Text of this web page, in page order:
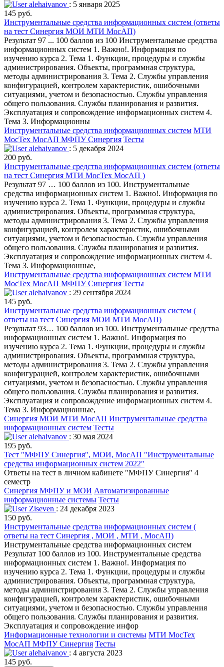
alehaivanov : 5 января 2025
145 руб.
Инструментальные средства информационных систем (ответы
на тест Синергия МОИ МТИ МосАП)
Результат 97 ... 100 баллов из 100 Инструментальные средства
информационных систем 1. Важно!. Информация по
изучению курса 2. Тема 1. Функции, процедуры и службы
администрирования. Объекты, программная структура,
методы администрирования 3. Тема 2. Службы управления
конфигурацией, контролем характеристик, ошибочными
ситуациями, учетом и безопасностью. Службы управления
общего пользования. Службы планирования и развития.
Эксплуатация и сопровождение информационных систем 4.
Тема 3. Информационны
Инструментальные средства информационных систем МТИ
МосТех МосАП МФПУ Синергия Тесты
alehaivanov : 5 декабря 2024
200 руб.
Инструментальные средства информационных систем (ответы
на тест Синергия МТИ МосТех МосАП )
Результат 97 … 100 баллов из 100. Инструментальные
средства информационных систем 1. Важно!. Информация по
изучению курса 2. Тема 1. Функции, процедуры и службы
администрирования. Объекты, программная структура,
методы администрирования 3. Тема 2. Службы управления
конфигурацией, контролем характеристик, ошибочными
ситуациями, учетом и безопасностью. Службы управления
общего пользования. Службы планирования и развития.
Эксплуатация и сопровождение информационных систем 4.
Тема 3. Информационные,
Инструментальные средства информационных систем МТИ
МосТех МосАП МФПУ Синергия Тесты
alehaivanov : 29 сентября 2024
145 руб.
Инструментальные средства информационных систем (
ответы на тест Синергия МОИ МТИ МосАП)
Результат 93… 100 баллов из 100. Инструментальные средства
информационных систем 1. Важно!. Информация по
изучению курса 2. Тема 1. Функции, процедуры и службы
администрирования. Объекты, программная структура,
методы администрирования 3. Тема 2. Службы управления
конфигурацией, контролем характеристик, ошибочными
ситуациями, учетом и безопасностью. Службы управления
общего пользования. Службы планирования и развития.
Эксплуатация и сопровождение информационных систем 4.
Тема 3. Информационные,
Синергия МОИ МТИ МосАП Инструментальные средства
информационных систем Тесты
alehaivanov : 30 мая 2024
195 руб.
Тест "МФПУ Синергия", МОИ, МосАП "Инструментальные
средства информационных систем 2022"
Ответы на тест в личном кабинете "МФПУ Синергия" 4
семестр
Синергия МФПУ и МОИ Автоматизированные
информационные системы Тесты
Ziseven : 24 декабря 2023
150 руб.
Инструментальные средства информационных систем (
ответы на тест Синергия , МОИ , МТИ , МосАП)
Инструментальные средства информационных систем
Результат 100 баллов из 100. Инструментальные средства
информационных систем 1. Важно!. Информация по
изучению курса 2. Тема 1. Функции, процедуры и службы
администрирования. Объекты, программная структура,
методы администрирования 3. Тема 2. Службы управления
конфигурацией, контролем характеристик, ошибочными
ситуациями, учетом и безопасностью. Службы управления
общего пользования. Службы планирования и развития.
Эксплуатация и сопровождение инфор
Информационные технологии и системы МТИ МосТех
МосАП МФПУ Синергия Тесты
alehaivanov : 4 августа 2023
145 руб.